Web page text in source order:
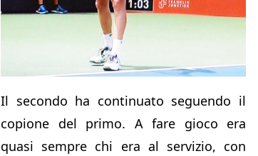
Il secondo ha continuato seguendo il
copione del primo. A fare gioco era
quasi sempre chi era al servizio, con